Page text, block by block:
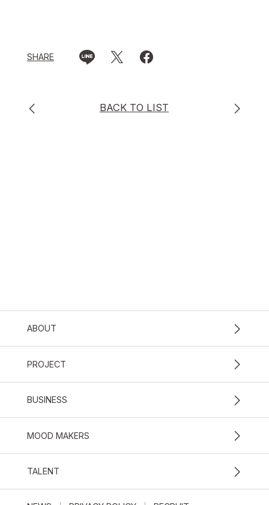
SHARE
BACK TO LIST
ABOUT
PROJECT
BUSINESS
MOOD MAKERS
TALENT